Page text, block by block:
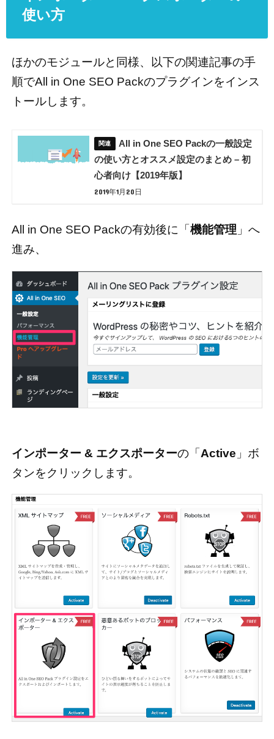
使い方
ほかのモジュールと同様、以下の関連記事の手
順でAll in One SEO Packのプラグインをインス
トールします。
All in One SEO Packの一般設定
の使い方とオススメ設定のまとめ – 初
心者向け【2019年版】
2019年1月20日
All in One SEO Packの有効後に「 機能管理 」へ
進み、
インポーター & エクスポーターの「Active 」ボ
タンをクリックします。